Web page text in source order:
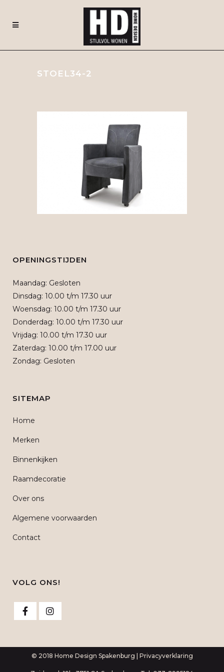
STOEL34-2
OPENINGSTIJDEN
Maandag: Gesloten
Dinsdag: 10.00 t/m 17.30 uur
Woensdag: 10.00 t/m 17.30 uur
Donderdag: 10.00 t/m 17.30 uur
Vrijdag: 10.00 t/m 17.30 uur
Zaterdag: 10.00 t/m 17.00 uur
Zondag: Gesloten
SITEMAP
Home
Merken
Binnenkijken
Raamdecoratie
Over ons
Algemene voorwaarden
Contact
VOLG ONS!
© 2018 Home Design Spakenburg | Privacyverklaring